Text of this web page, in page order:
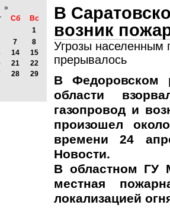
»
Сб
Вс
1
7
8
14
15
21
22
28
29
В
возник
Угрозы населенным
прерывалось
В Федоровском
области
газопровод и
произошел
времени 24
Новости.
В областном ГУ
местная
локализацией